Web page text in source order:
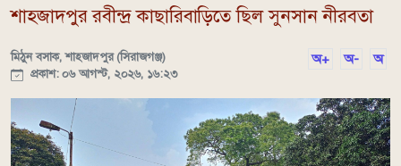
শাহজাদপুর রবীন্দ্র কাছারিবাড়িতে ছিল সুনসান নীরবতা
মিঠুন বসাক, শাহজাদপুর (সিরাজগঞ্জ)
প্রকাশ: ০৬ আগস্ট, ২০২৬, ১৬:২৩
অ+ অ- অ